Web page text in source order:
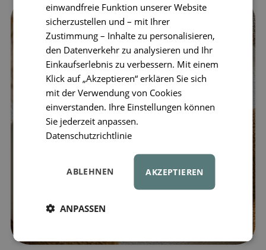
einwandfreie Funktion unserer Website
sicherzustellen und – mit Ihrer
Zustimmung – Inhalte zu personalisieren,
den Datenverkehr zu analysieren und Ihr
Einkaufserlebnis zu verbessern. Mit einem
Klick auf „Akzeptieren“ erklären Sie sich
mit der Verwendung von Cookies
einverstanden. Ihre Einstellungen können
Sie jederzeit anpassen.
Datenschutzrichtlinie
AKZEPTIEREN
ABLEHNEN
ANPASSEN